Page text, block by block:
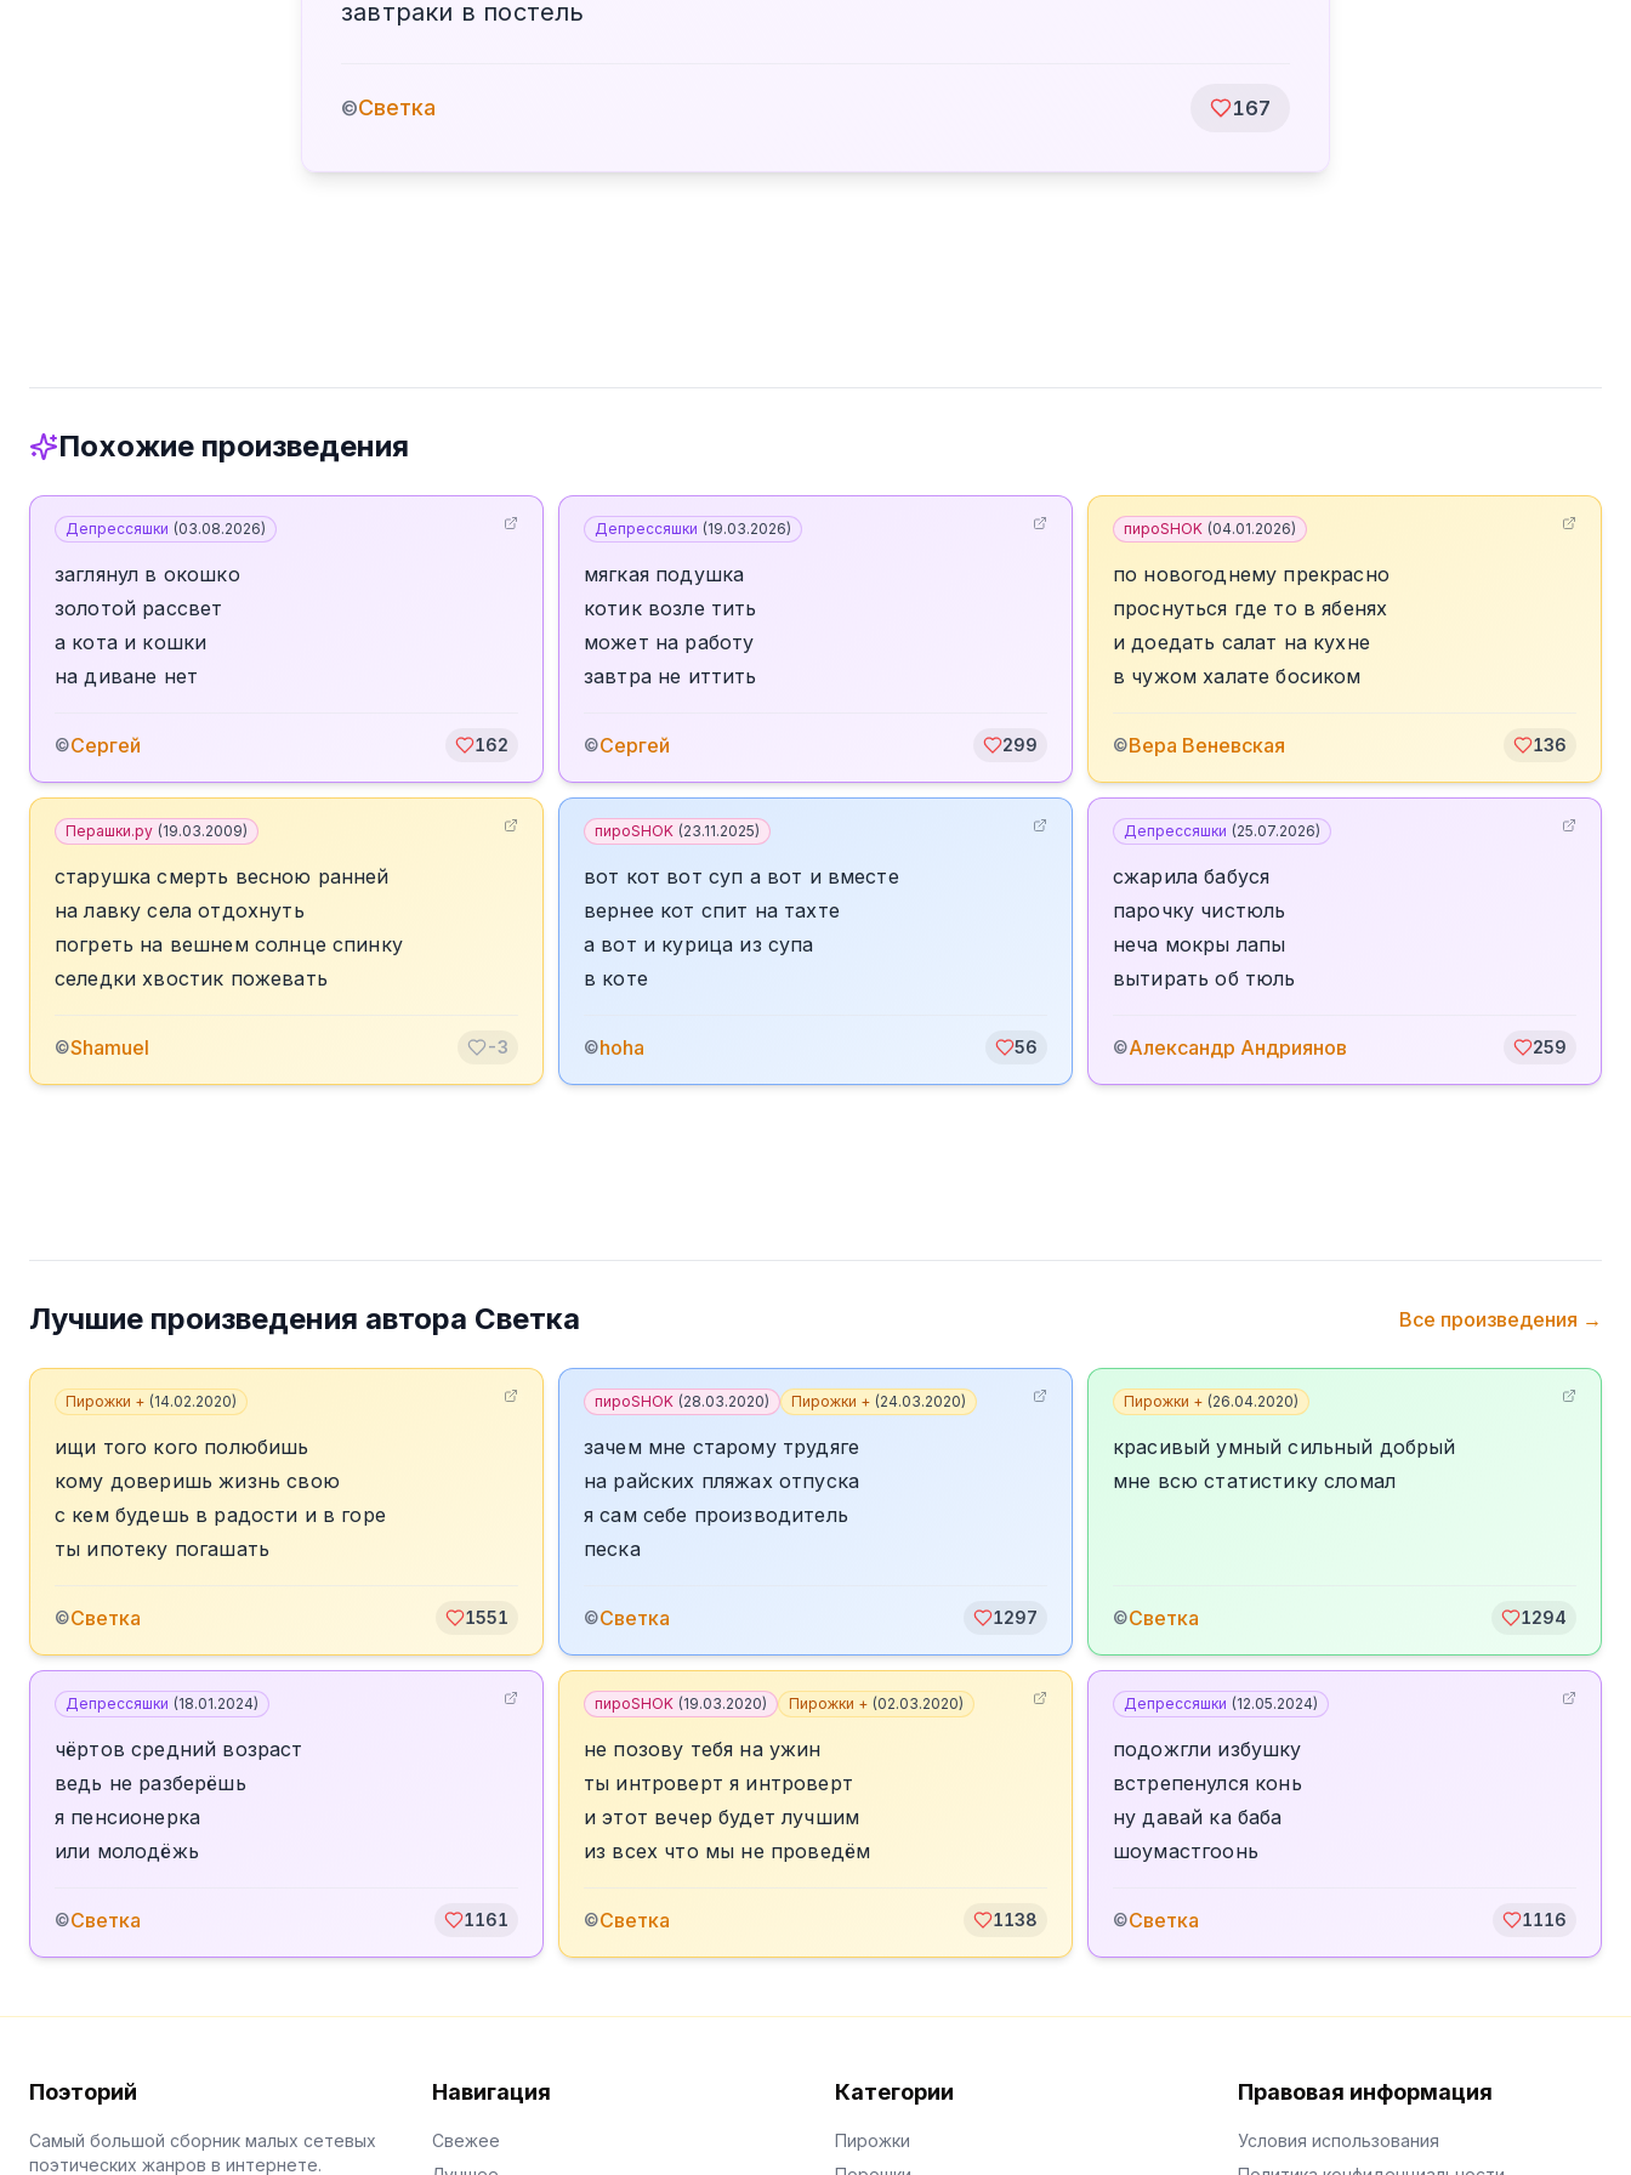
завтраки в постель
©Светка 167
Похожие произведения
Депрессяшки (03.08.2026)
заглянул в окошко
золотой рассвет
а кота и кошки
на диване нет
©Сергей 162
Депрессяшки (19.03.2026)
мягкая подушка
котик возле тить
может на работу
завтра не иттить
©Сергей 299
пироSHOK (04.01.2026)
по новогоднему прекрасно
проснуться где то в ябенях
и доедать салат на кухне
в чужом халате босиком
©Вера Веневская 136
Перашки.ру (19.03.2009)
старушка смерть весною ранней
на лавку села отдохнуть
погреть на вешнем солнце спинку
селедки хвостик пожевать
©Shamuel -3
пироSHOK (23.11.2025)
вот кот вот суп а вот и вместе
вернее кот спит на тахте
а вот и курица из супа
в коте
©hoha 56
Депрессяшки (25.07.2026)
сжарила бабуся
парочку чистюль
неча мокры лапы
вытирать об тюль
©Александр Андриянов 259
Лучшие произведения автора Светка Все произведения →
Пирожки + (14.02.2020)
ищи того кого полюбишь
кому доверишь жизнь свою
с кем будешь в радости и в горе
ты ипотеку погашать
©Светка 1551
пироSHOK (28.03.2020) Пирожки + (24.03.2020)
зачем мне старому трудяге
на райских пляжах отпуска
я сам себе производитель
песка
©Светка 1297
Пирожки + (26.04.2020)
красивый умный сильный добрый
мне всю статистику сломал
©Светка 1294
Депрессяшки (18.01.2024)
чёртов средний возраст
ведь не разберёшь
я пенсионерка
или молодёжь
©Светка 1161
пироSHOK (19.03.2020) Пирожки + (02.03.2020)
не позову тебя на ужин
ты интроверт я интроверт
и этот вечер будет лучшим
из всех что мы не проведём
©Светка 1138
Депрессяшки (12.05.2024)
подожгли избушку
встрепенулся конь
ну давай ка баба
шоумастгоонь
©Светка 1116
Поэторий
Самый большой сборник малых сетевых
поэтических жанров в интернете.
Навигация
Свежее
Категории
Пирожки
Правовая информация
Условия использования